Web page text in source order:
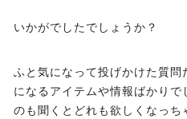
いかがでしたでしょうか？
ふと気になって投げかけた質
になるアイテムや情報ばかり
のも聞くとどれも欲しくなっち